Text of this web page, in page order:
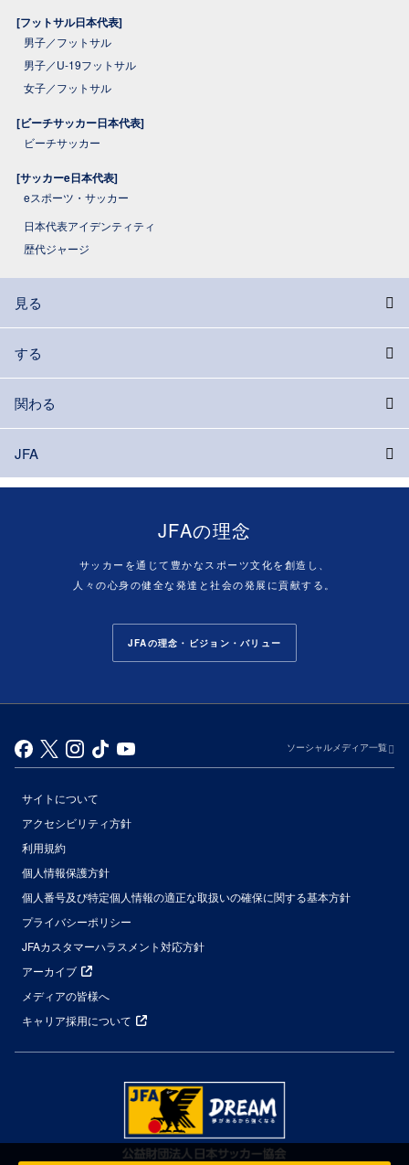
[フットサル日本代表]
男子／フットサル
男子／U-19フットサル
女子／フットサル
[ビーチサッカー日本代表]
ビーチサッカー
[サッカーe日本代表]
eスポーツ・サッカー
日本代表アイデンティティ
歴代ジャージ
見る
する
関わる
JFA
JFAの理念
サッカーを通じて豊かなスポーツ文化を創造し、
人々の心身の健全な発達と社会の発展に貢献する。
JFAの理念・ビジョン・バリュー
ソーシャルメディア一覧
サイトについて
アクセシビリティ方針
利用規約
個人情報保護方針
個人番号及び特定個人情報の適正な取扱いの確保に関する基本方針
プライバシーポリシー
JFAカスタマーハラスメント対応方針
アーカイブ
メディアの皆様へ
キャリア採用について